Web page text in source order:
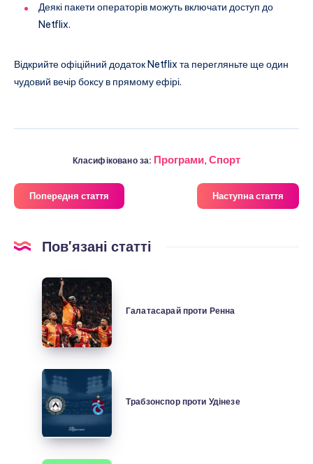
Деякі пакети операторів можуть включати доступ до
Netflix.
Відкрийте офіційний додаток Netflix та перегляньте ще один
чудовий вечір боксу в прямому ефірі.
Класифіковано за: Програми,Спорт
Попередня стаття Наступна стаття
Пов'язані статті
Галатасарай
проти
Ренна
Галатасарай проти Ренна
Трабзонспор
проти
Удінезе
Трабзонспор проти Удінезе